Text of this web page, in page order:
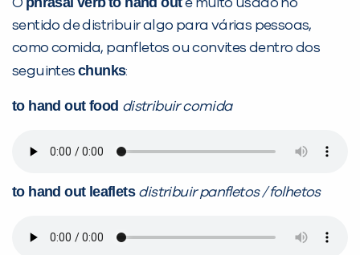
O
é muito usado no
sentido de distribuir algo para várias pessoas,
como comida, panfletos ou convites dentro dos
seguinteschunks:
to hand out food distribuir comida
to hand out leaflets distribuir panfletos / folhetos